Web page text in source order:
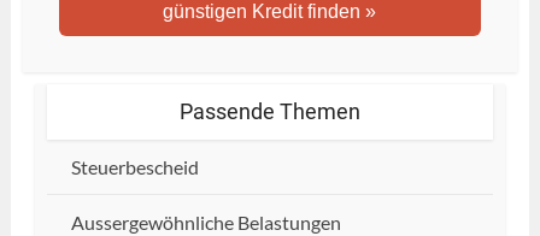
günstigen Kredit finden »
Passende Themen
Steuerbescheid
Aussergewöhnliche Belastungen